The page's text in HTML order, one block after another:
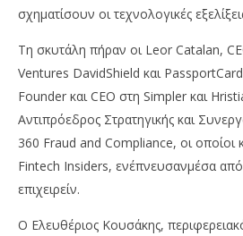
σχηματίσουν οι τεχνολογικές
Τη σκυτάλη πήραν οι Leor Catalan,
Ventures DavidShield και
Founder και CEO στη Simpler και
Αντιπρόεδρος Στρατηγικής και
360 Fraud and Compliance, οι οποίοι
Fintech Insiders, ενέπνευσανμέσα από
επιχειρείν.
Ο Ελευθέριος Κουσάκης,